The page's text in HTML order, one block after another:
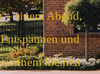
einem Abend,
und
einem kleinen